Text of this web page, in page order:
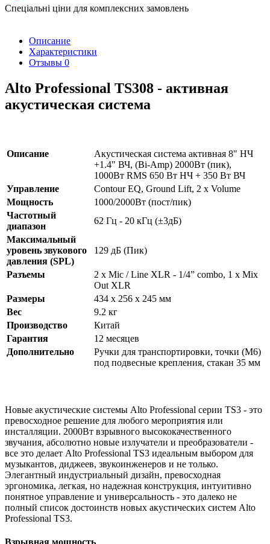
Спеціальні ціни для комплексних замовлень
Описание
Характеристики
Отзывы 0
Alto Professional TS308 - активная
акустическая система
Описание
Акустическая система активная 8" НЧ
+1.4" ВЧ, (Bi-Amp) 2000Вт (пик),
1000Вт RMS 650 Вт НЧ + 350 Вт ВЧ
Управление
Contour EQ, Ground Lift, 2 х Volume
Мощность
1000/2000Вт (пост/пик)
Частотный
диапазон
62 Гц - 20 кГц (±3дБ)
Максимальный
уровень звукового
давления (SPL)
129 дБ (Пик)
Разъемы
2 x Mic / Line XLR - 1/4” combo, 1 x Mix
Out XLR
Размеры
434 x 256 x 245 мм
Вес
9.2 кг
Производство
Китай
Гарантия
12 месяцев
Дополнительно
Ручки для транспортировки, точки (М6)
под подвесные крепления, стакан 35 мм
Новые акустические системы Alto Professional серии TS3 - это
превосходное решение для любого мероприятия или
инсталляции. 2000Вт взрывного высококачественного
звучания, абсолютно новые излучатели и преобразователи -
все это делает Alto Professional TS3 идеальным выбором для
музыкантов, диджеев, звукоинженеров и не только.
Элегантный индустриальный дизайн, превосходная
эргономика, легкая, но надежная конструкция, интуитивно
понятное управление и универсальность - это далеко не
полный список достоинств новых акустических систем Alto
Professional TS3.